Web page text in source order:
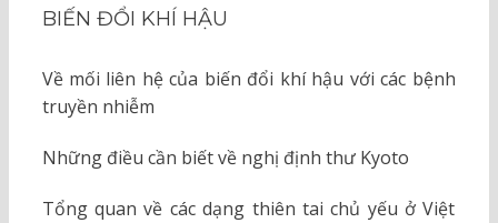
BIẾN ĐỔI KHÍ HẬU
Về mối liên hệ của biến đổi khí hậu với các bệnh
truyền nhiễm
Những điều cần biết về nghị định thư Kyoto
Tổng quan về các dạng thiên tai chủ yếu ở Việt